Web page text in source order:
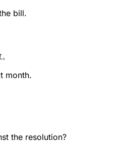
bill.
month.
the resolution?